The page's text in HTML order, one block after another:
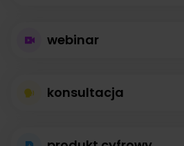
kursów
Kursy online z modułami,
opisami dostępne od zaraz.
webinar
bez limitów
konsultacja